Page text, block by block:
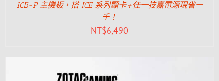
ICE-P 主機板，搭 ICE 系列顯卡+任一技嘉電源現省一
千！
NT$6,490